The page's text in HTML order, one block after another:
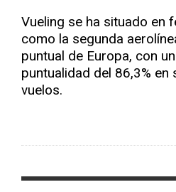
Vueling se ha situado en
como la segunda
puntual de Europa, con
puntualidad del 86,3% en
vuelos.